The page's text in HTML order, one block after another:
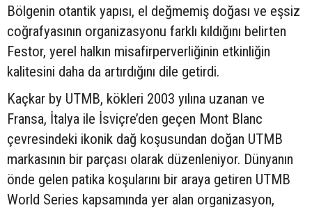
Bölgenin otantik yapısı, el değmemiş doğası ve eşsiz
coğrafyasının organizasyonu farklı kıldığını belirten
Festor, yerel halkın misafirperverliğinin etkinliğin
kalitesini daha da artırdığını dile getirdi.
Kaçkar by UTMB, kökleri 2003 yılına uzanan ve
Fransa, İtalya ile İsviçre’den geçen Mont Blanc
çevresindeki ikonik dağ koşusundan doğan UTMB
markasının bir parçası olarak düzenleniyor. Dünyanın
önde gelen patika koşularını bir araya getiren UTMB
World Series kapsamında yer alan organizasyon,